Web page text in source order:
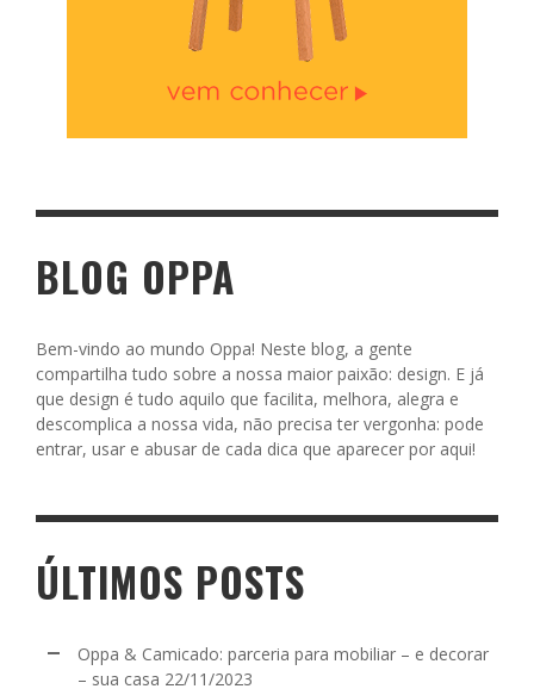
BLOG OPPA
Bem-vindo ao mundo Oppa! Neste blog, a gente
compartilha tudo sobre a nossa maior paixão: design. E já
que design é tudo aquilo que facilita, melhora, alegra e
descomplica a nossa vida, não precisa ter vergonha: pode
entrar, usar e abusar de cada dica que aparecer por aqui!
ÚLTIMOS POSTS
Oppa & Camicado: parceria para mobiliar – e decorar
– sua casa 22/11/2023